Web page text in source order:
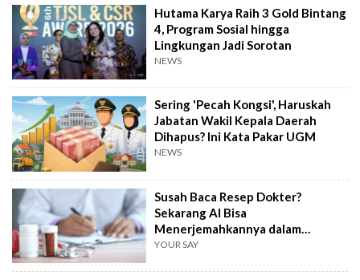
Hutama Karya Raih 3 Gold Bintang
4, Program Sosial hingga
Lingkungan Jadi Sorotan
NEWS
Sering 'Pecah Kongsi', Haruskah
Jabatan Wakil Kepala Daerah
Dihapus? Ini Kata Pakar UGM
NEWS
Susah Baca Resep Dokter?
Sekarang AI Bisa
Menerjemahkannya dalam
Hitungkan Detik!
YOUR SAY